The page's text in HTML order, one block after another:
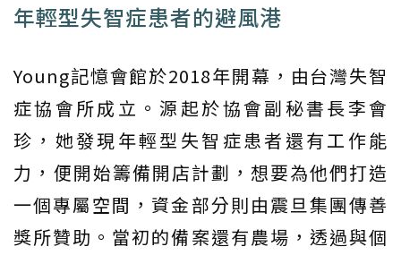
年輕型失智症患者的避風港
Young記憶會館於2018年開幕，由台灣失智
症協會所成立。源起於協會副秘書長李會
珍，她發現年輕型失智症患者還有工作能
力，​​便開始籌備開店計劃，想要為他們打造
一個專屬空間，資金部分則由震旦集團傳善
獎所贊助。當初的備案還有農場，透過與個